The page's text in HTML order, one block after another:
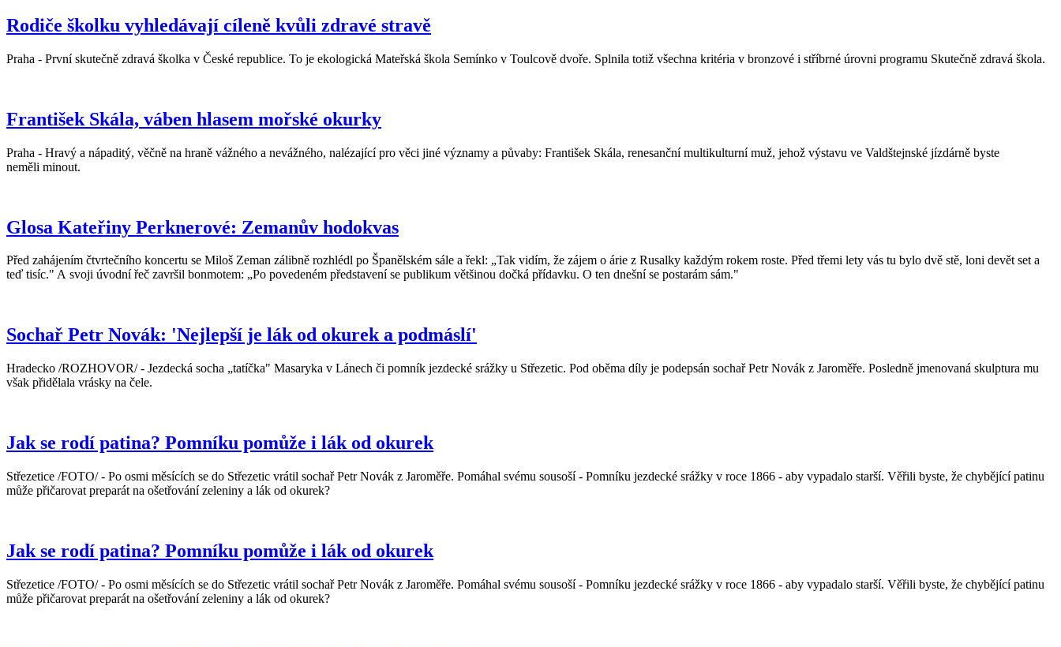
Rodiče školku vyhledávají cíleně kvůli zdravé stravě
Praha - První skutečně zdravá školka v České republice. To je ekologická Mateřská škola Semínko v Toulcově dvoře. Splnila totiž všechna kritéria v bronzové i stříbrné úrovni programu Skutečně zdravá škola.
František Skála, váben hlasem mořské okurky
Praha - Hravý a nápaditý, věčně na hraně vážného a nevážného, nalézající pro věci jiné významy a půvaby: František Skála, renesanční multikulturní muž, jehož výstavu ve Valdštejnské jízdárně byste
neměli minout.
Glosa Kateřiny Perknerové: Zemanův hodokvas
Před zahájením čtvrtečního koncertu se Miloš Zeman zálibně rozhlédl po Španělském sále a řekl: „Tak vidím, že zájem o árie z Rusalky každým rokem roste. Před třemi lety vás tu bylo dvě stě, loni devět set a
teď tisíc." A svoji úvodní řeč završil bonmotem: „Po povedeném představení se publikum většinou dočká přídavku. O ten dnešní se postarám sám."
Sochař Petr Novák: 'Nejlepší je lák od okurek a podmáslí'
Hradecko /ROZHOVOR/ - Jezdecká socha „tatíčka" Masaryka v Lánech či pomník jezdecké srážky u Střezetic. Pod oběma díly je podepsán sochař Petr Novák z Jaroměře. Posledně jmenovaná skulptura mu
však přidělala vrásky na čele.
Jak se rodí patina? Pomníku pomůže i lák od okurek
Střezetice /FOTO/ - Po osmi měsících se do Střezetic vrátil sochař Petr Novák z Jaroměře. Pomáhal svému sousoší - Pomníku jezdecké srážky v roce 1866 - aby vypadalo starší. Věřili byste, že chybějící patinu
může přičarovat preparát na ošetřování zeleniny a lák od okurek?
Jak se rodí patina? Pomníku pomůže i lák od okurek
Střezetice /FOTO/ - Po osmi měsících se do Střezetic vrátil sochař Petr Novák z Jaroměře. Pomáhal svému sousoší - Pomníku jezdecké srážky v roce 1866 - aby vypadalo starší. Věřili byste, že chybějící patinu
může přičarovat preparát na ošetřování zeleniny a lák od okurek?